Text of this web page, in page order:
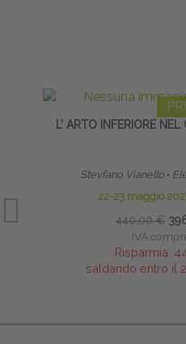
L’ ARTO INFERIORE
Stevfano Vianello ∙
22-23 maggio
440,00 €
IVA
Risparmia:
saldando entro il